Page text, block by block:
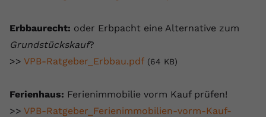
Erbbaurecht: oder Erbpacht eine Alternative zum
Grundstückskauf?
>> VPB-Ratgeber_Erbbau.pdf (64 KB)
Ferienhaus: Ferienimmobilie vorm Kauf prüfen!
>> VPB-Ratgeber_Ferienimmobilien-vorm-Kauf-